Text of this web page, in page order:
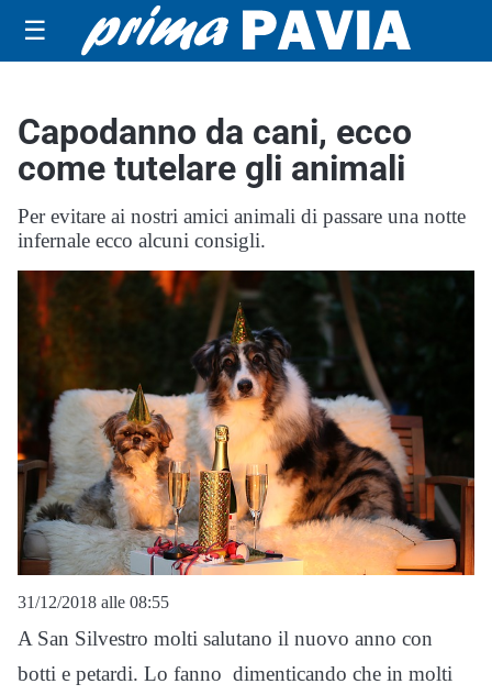
☰
Capodanno da cani, ecco
come tutelare gli animali
Per evitare ai nostri amici animali di passare una notte
infernale ecco alcuni consigli.
31/12/2018 alle 08:55
A San Silvestro molti salutano il nuovo anno con
botti e petardi. Lo fanno dimenticando che in molti